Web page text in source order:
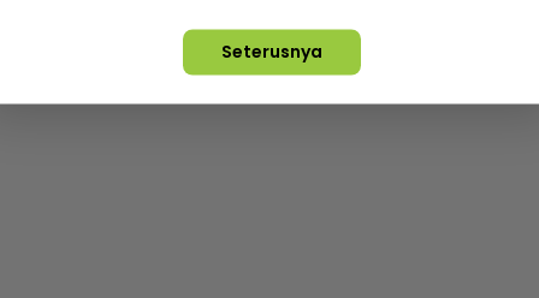
Terpelihara © 2026. Star Media Group Berhad [197101000523
Seterusnya